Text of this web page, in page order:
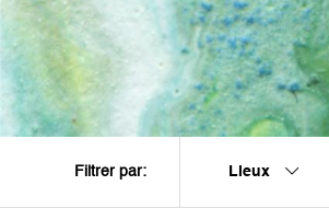
Filtrer par: Lieux